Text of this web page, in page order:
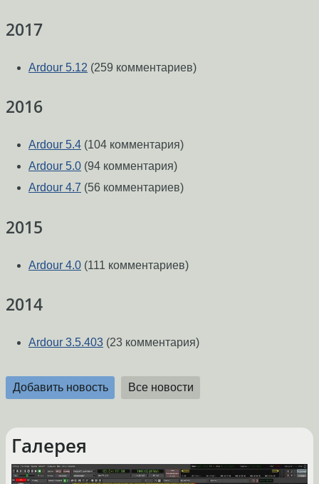
2017
Ardour 5.12 (259 комментариев)
2016
Ardour 5.4 (104 комментария)
Ardour 5.0 (94 комментария)
Ardour 4.7 (56 комментариев)
2015
Ardour 4.0 (111 комментариев)
2014
Ardour 3.5.403 (23 комментария)
Добавить новость Все новости
Галерея